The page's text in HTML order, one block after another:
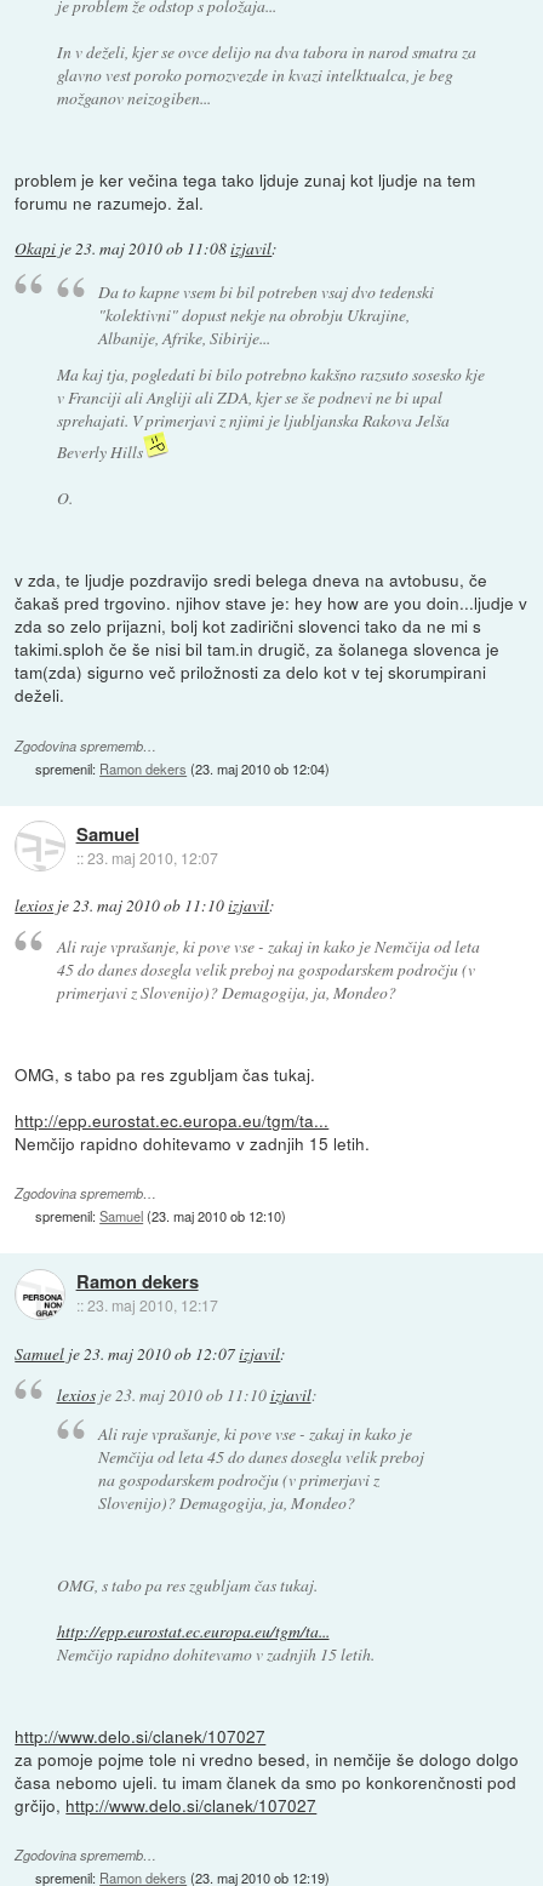
je problem že odstop s položaja...
In v deželi, kjer se ovce delijo na dva tabora in narod smatra za
glavno vest poroko pornozvezde in kvazi intelktualca, je beg
možganov neizogiben...
problem je ker večina tega tako ljduje zunaj kot ljudje na tem
forumu ne razumejo. žal.
Okapi je23. maj 2010 ob 11:08izjavil:
Da to kapne vsem bi bil potreben vsaj dvo tedenski
"kolektivni" dopust nekje na obrobju Ukrajine,
Albanije, Afrike, Sibirije...
Ma kaj tja, pogledati bi bilo potrebno kakšno razsuto sosesko kje
v Franciji ali Angliji ali ZDA, kjer se še podnevi ne bi upal
sprehajati. V primerjavi z njimi je ljubljanska Rakova Jelša
Beverly Hills
O.
v zda, te ljudje pozdravijo sredi belega dneva na avtobusu, če
čakaš pred trgovino. njihov stave je: hey how are you doin...ljudje v
zda so zelo prijazni, bolj kot zadirični slovenci tako da ne mi s
takimi.sploh če še nisi bil tam.in drugič, za šolanega slovenca je
tam(zda) sigurno več priložnosti za delo kot v tej skorumpirani
deželi.
Zgodovina sprememb…
spremenil: Ramon dekers (23. maj 2010 ob 12:04)
Samuel
::23. maj 2010, 12:07
lexios je23. maj 2010 ob 11:10izjavil:
Ali raje vprašanje, ki pove vse - zakaj in kako je Nemčija od leta
45 do danes dosegla velik preboj na gospodarskem področju (v
primerjavi z Slovenijo)? Demagogija, ja, Mondeo?
OMG, s tabo pa res zgubljam čas tukaj.
http://epp.eurostat.ec.europa.eu/tgm/ta...
Nemčijo rapidno dohitevamo v zadnjih 15 letih.
Zgodovina sprememb…
spremenil:Samuel(23. maj 2010 ob 12:10)
Ramon dekers
::23. maj 2010, 12:17
Samuel je23. maj 2010 ob 12:07izjavil:
lexiosje 23. maj 2010 ob 11:10izjavil:
Ali raje vprašanje, ki pove vse - zakaj in kako je
Nemčija od leta 45 do danes dosegla velik preboj
na gospodarskem področju (v primerjavi z
Slovenijo)? Demagogija, ja, Mondeo?
OMG, s tabo pa res zgubljam čas tukaj.
http://epp.eurostat.ec.europa.eu/tgm/ta...
Nemčijo rapidno dohitevamo v zadnjih 15 letih.
http://www.delo.si/clanek/107027
za pomoje pojme tole ni vredno besed, in nemčije še dologo dolgo
časa nebomo ujeli. tu imam članek da smo po konkorenčnosti pod
grčijo, http://www.delo.si/clanek/107027
Zgodovina sprememb…
spremenil: Ramon dekers (23. maj 2010 ob 12:19)